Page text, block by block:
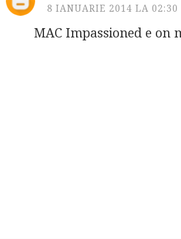
8 IANUARIE 2014 LA 02:30
MAC Impassioned e on